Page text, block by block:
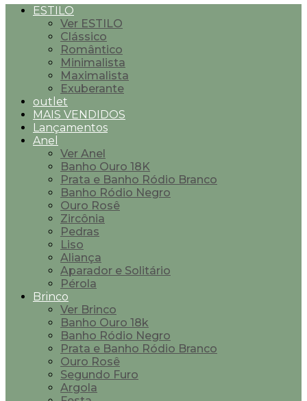
ESTILO
Ver ESTILO
Clássico
Romântico
Minimalista
Maximalista
Exuberante
outlet
MAIS VENDIDOS
Lançamentos
Anel
Ver Anel
Banho Ouro 18K
Prata e Banho Ródio Branco
Banho Ródio Negro
Ouro Rosê
Zircônia
Pedras
Liso
Aliança
Aparador e Solitário
Pérola
Brinco
Ver Brinco
Banho Ouro 18k
Banho Ródio Negro
Prata e Banho Ródio Branco
Ouro Rosê
Segundo Furo
Argola